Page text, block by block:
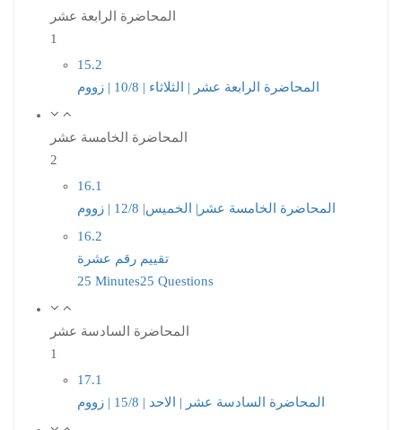
المحاضرة الرابعة عشر
1
15.2
المحاضرة الرابعة عشر | الثلاثاء | 10/8 | زووم
المحاضرة الخامسة عشر
2
16.1
المحاضرة الخامسة عشر| الخميس| 12/8 | زووم
16.2
تقييم رقم عشرة
25 Minutes25 Questions
المحاضرة السادسة عشر
1
17.1
المحاضرة السادسة عشر | الاحد | 15/8 | زووم